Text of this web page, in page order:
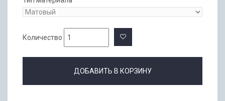
Количество
ДОБАВИТЬ В КОРЗИНУ